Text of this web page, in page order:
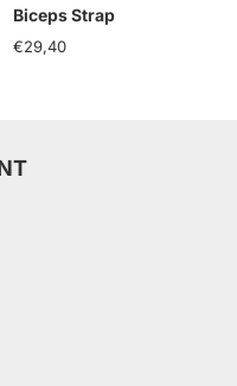
Biceps Strap
€29,40